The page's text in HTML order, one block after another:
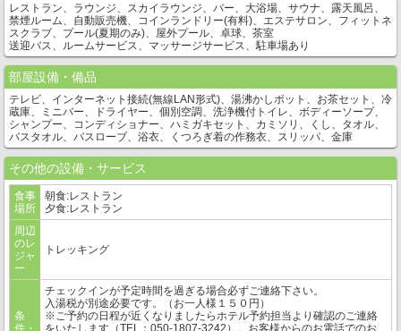
レストラン、ラウンジ、スカイラウンジ、バー、大浴場、サウナ、露天風呂、
禁煙ルーム、自動販売機、コインランドリー(有料)、エステサロン、フィットネ
スクラブ、プール(夏期のみ)、屋外プール、卓球、茶室
送迎バス、ルームサービス、マッサージサービス、駐車場あり
部屋設備・備品
テレビ、インターネット接続(無線LAN形式)、湯沸かしポット、お茶セット、冷
蔵庫、ミニバー、ドライヤー、個別空調、洗浄機付トイレ、ボディーソープ、
シャンプー、コンディショナー、ハミガキセット、カミソリ、くし、タオル、
バスタオル、バスローブ、浴衣、くつろぎ着の作務衣、スリッパ、金庫
その他の設備・サービス
食事
場所
朝食:レストラン
夕食:レストラン
周辺
のレ
ジャ
ー
トレッキング
条
件・
チェックインが予定時間を過ぎる場合必ずご連絡下さい。
入湯税が別途必要です。（お一人様１５０円）
※ご予約の日程が近くなりましたらホテル予約担当より確認のご連絡
をいたします（TEL：050-1807-3242）。お客様からのお電話でのお